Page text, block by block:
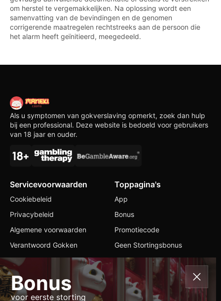
om herstel te vergemakkelijken. Na oplossing wordt een
samenvatting van de bevindingen en de genomen
corrigerende maatregelen rechtstreeks aan de persoon die
het alarm heeft geïnitieerd, meegedeeld.
Bonus
voor eerste storting
Als u symptomen van gokverslaving opmerkt, zoek dan hulp
bij een professional. Deze website is bedoeld voor gebruikers
van 18 jaar en ouder.
Servicevoorwaarden
Cookiebeleid
Privacybeleid
Algemene voorwaarden
Verantwoord Gokken
Toppagina's
App
Bonus
Promotiecode
Geen Stortingsbonus
Contacten
+1 416 471 6860
info@manekicasinos.com